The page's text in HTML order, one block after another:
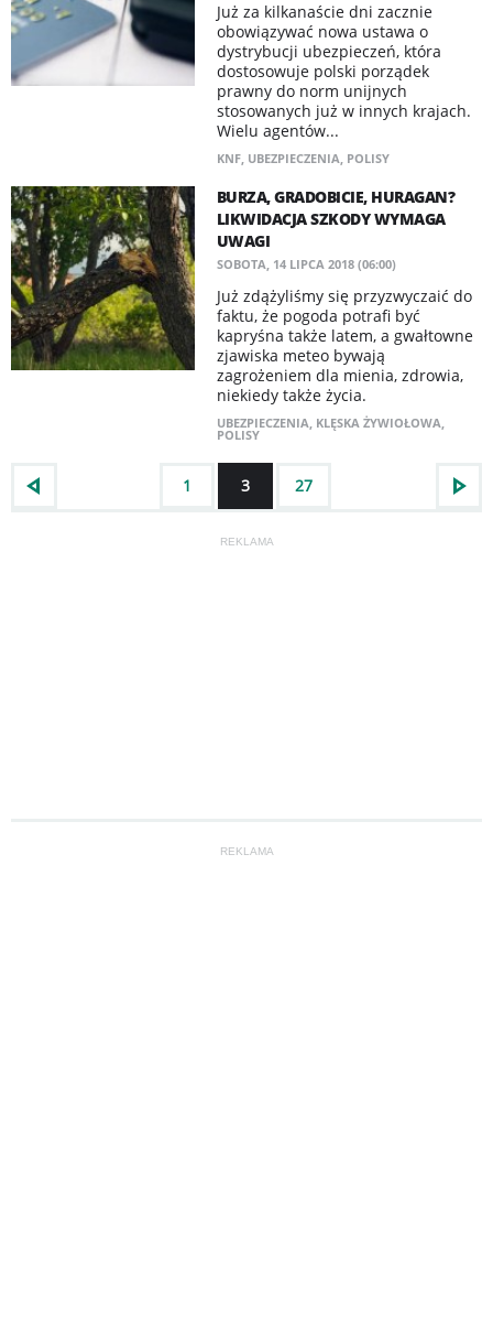
Już za kilkanaście dni zacznie
obowiązywać nowa ustawa o
dystrybucji ubezpieczeń, która
dostosowuje polski porządek
prawny do norm unijnych
stosowanych już w innych krajach.
Wielu agentów...
KNF, UBEZPIECZENIA, POLISY
BURZA, GRADOBICIE, HURAGAN?
LIKWIDACJA SZKODY WYMAGA
UWAGI
SOBOTA, 14 LIPCA 2018 (06:00)
Już zdążyliśmy się przyzwyczaić do
faktu, że pogoda potrafi być
kapryśna także latem, a gwałtowne
zjawiska meteo bywają
zagrożeniem dla mienia, zdrowia,
niekiedy także życia.
UBEZPIECZENIA, KLĘSKA ŻYWIOŁOWA,
POLISY
1 3 27
REKLAMA
REKLAMA